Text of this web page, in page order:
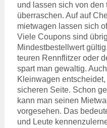
und lassen sich von
überraschen. Auf auf
mietwagen lassen sich
Viele Coupons sind
Mindestbestellwert
teuren Rennflitzer oder
spart man gewaltig.
Kleinwagen
sicheren Seite. Schon
kann man seinen
vorgesehen. Das
und Leute